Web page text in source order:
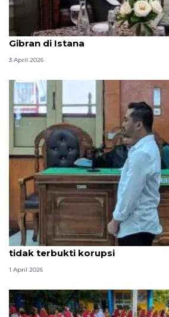
Seskab Teddy silaturahmi Idul
Gibran di Istana
3 April 2026
Hakim PN Medan vonis bebas
tidak terbukti korupsi
1 April 2026